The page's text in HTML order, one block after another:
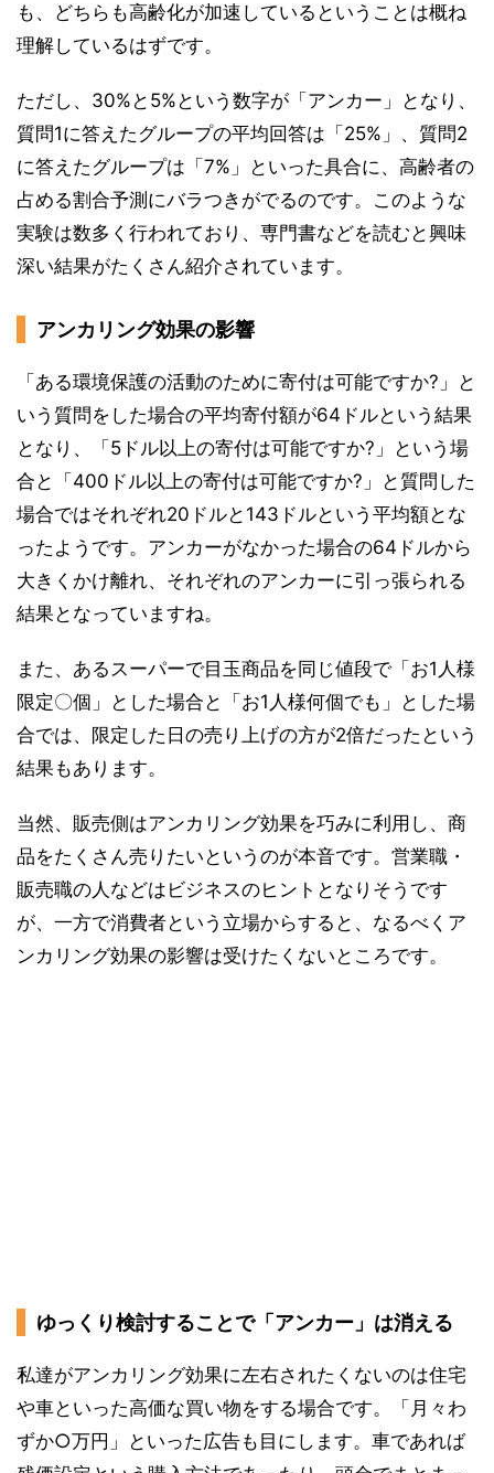
も、どちらも高齢化が加速しているということは概ね
理解しているはずです。
ただし、30%と5%という数字が「アンカー」となり、
質問1に答えたグループの平均回答は「25%」、質問2
に答えたグループは「7%」といった具合に、高齢者の
占める割合予測にバラつきがでるのです。このような
実験は数多く行われており、専門書などを読むと興味
深い結果がたくさん紹介されています。
アンカリング効果の影響
「ある環境保護の活動のために寄付は可能ですか?」と
いう質問をした場合の平均寄付額が64ドルという結果
となり、「5ドル以上の寄付は可能ですか?」という場
合と「400ドル以上の寄付は可能ですか?」と質問した
場合ではそれぞれ20ドルと143ドルという平均額とな
ったようです。アンカーがなかった場合の64ドルから
大きくかけ離れ、それぞれのアンカーに引っ張られる
結果となっていますね。
また、あるスーパーで目玉商品を同じ値段で「お1人様
限定〇個」とした場合と「お1人様何個でも」とした場
合では、限定した日の売り上げの方が2倍だったという
結果もあります。
当然、販売側はアンカリング効果を巧みに利用し、商
品をたくさん売りたいというのが本音です。営業職・
販売職の人などはビジネスのヒントとなりそうです
が、一方で消費者という立場からすると、なるべくア
ンカリング効果の影響は受けたくないところです。
ゆっくり検討することで「アンカー」は消える
私達がアンカリング効果に左右されたくないのは住宅
や車といった高価な買い物をする場合です。「月々わ
ずか○万円」といった広告も目にします。車であれば